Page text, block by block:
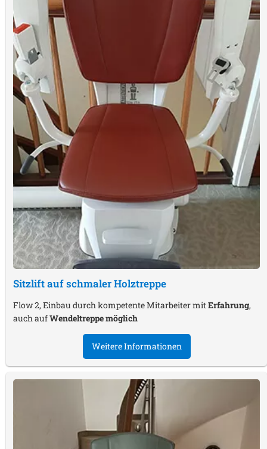
Sitzlift auf schmaler Holztreppe
Flow 2, Einbau durch kompetente Mitarbeiter mitErfahrung,
auch aufWendeltreppe möglich
Weitere Informationen